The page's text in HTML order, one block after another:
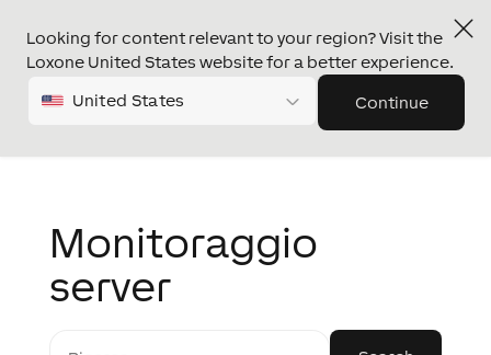
Looking for content relevant to your region? Visit the
Loxone United States website for a better experience.
United States Continue
Monitoraggio
server